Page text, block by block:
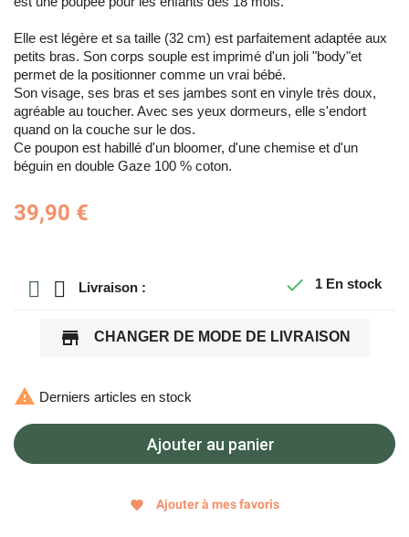
Elle est légère et sa taille (32 cm) est parfaitement adaptée aux
petits bras. Son corps souple est imprimé d'un joli "body"et
permet de la positionner comme un vrai bébé.
Son visage, ses bras et ses jambes sont en vinyle très doux,
agréable au toucher. Avec ses yeux dormeurs, elle s'endort
quand on la couche sur le dos.
Ce poupon est habillé d'un bloomer, d'une chemise et d'un
béguin en double Gaze 100 % coton.
39,90 €
Livraison :  1 En stock
store CHANGER DE MODE DE LIVRAISON
 Derniers articles en stock
Ajouter au panier
favorite Ajouter à mes favoris